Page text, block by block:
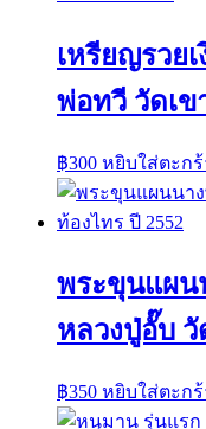
เหรียญรวย
พ่อทวี วัดเข
฿300 หยิบใส่ตะกร้
พระขุนแผน
หลวงปู่อั๊บ วั
฿350 หยิบใส่ตะกร้